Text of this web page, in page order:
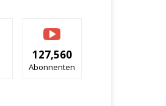
127,560
Abonnenten